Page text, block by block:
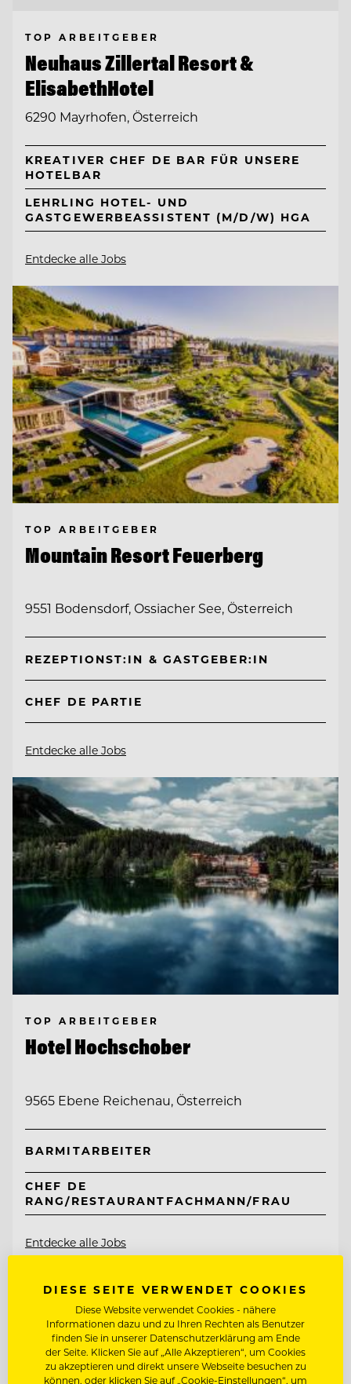
TOP ARBEITGEBER
Neuhaus Zillertal Resort &
ElisabethHotel
6290 Mayrhofen, Österreich
KREATIVER CHEF DE BAR FÜR UNSERE
HOTELBAR
LEHRLING HOTEL- UND
GASTGEWERBEASSISTENT (M/D/W) HGA
Entdecke alle Jobs
TOP ARBEITGEBER
Mountain Resort Feuerberg
9551 Bodensdorf, Ossiacher See, Österreich
REZEPTIONST:IN & GASTGEBER:IN
CHEF DE PARTIE
Entdecke alle Jobs
TOP ARBEITGEBER
Hotel Hochschober
9565 Ebene Reichenau, Österreich
BARMITARBEITER
CHEF DE
RANG/RESTAURANTFACHMANN/FRAU
Entdecke alle Jobs
DIESE SEITE VERWENDET COOKIES
Diese Website verwendet Cookies - nähere
Informationen dazu und zu Ihren Rechten als Benutzer
finden Sie in unserer Datenschutzerklärung am Ende
der Seite. Klicken Sie auf „Alle Akzeptieren“, um Cookies
zu akzeptieren und direkt unsere Webseite besuchen zu
können, oder klicken Sie auf „Cookie-Einstellungen“, um